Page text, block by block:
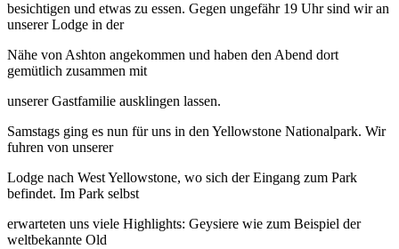
besichtigen und etwas zu essen. Gegen ungefähr 19 Uhr sind wir an
unserer Lodge in der
Nähe von Ashton angekommen und haben den Abend dort
gemütlich zusammen mit
unserer Gastfamilie ausklingen lassen.
Samstags ging es nun für uns in den Yellowstone Nationalpark. Wir
fuhren von unserer
Lodge nach West Yellowstone, wo sich der Eingang zum Park
befindet. Im Park selbst
erwarteten uns viele Highlights: Geysiere wie zum Beispiel der
weltbekannte Old